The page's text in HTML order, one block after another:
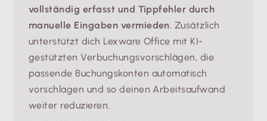
vollständig erfasst und Tippfehler durch
manuelle Eingaben vermieden. Zusätzlich
unterstützt dich Lexware Office mit KI-
gestützten Verbuchungsvorschlägen, die
passende Buchungskonten automatisch
vorschlagen und so deinen Arbeitsaufwand
weiter reduzieren.